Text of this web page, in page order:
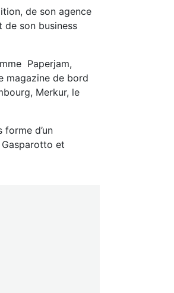
de son agence
son business
Paperjam,
magazine de bord
Merkur, le
d’un
et